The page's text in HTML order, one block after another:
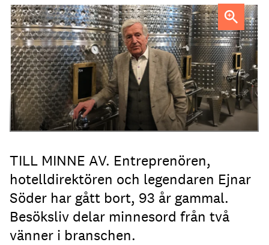
Ejnar Söder var en drivande kraft i den svenska
hotellbranchen.
TILL MINNE AV. Entreprenören,
hotelldirektören och legendaren Ejnar
Söder har gått bort, 93 år gammal.
Besöksliv delar minnesord från två
vänner i branschen.